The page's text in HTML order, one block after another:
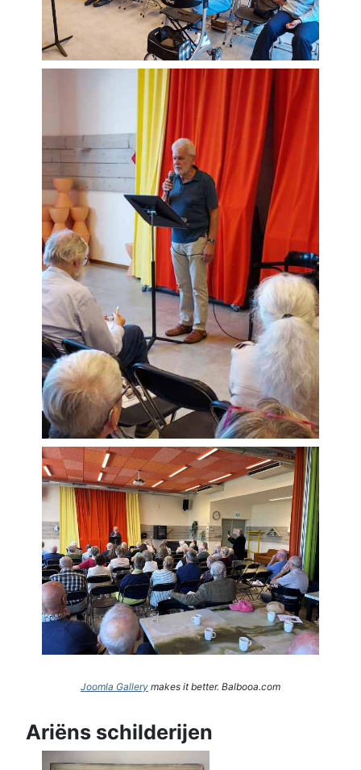
Joomla Gallery makes it better. Balbooa.com
Ariëns schilderijen